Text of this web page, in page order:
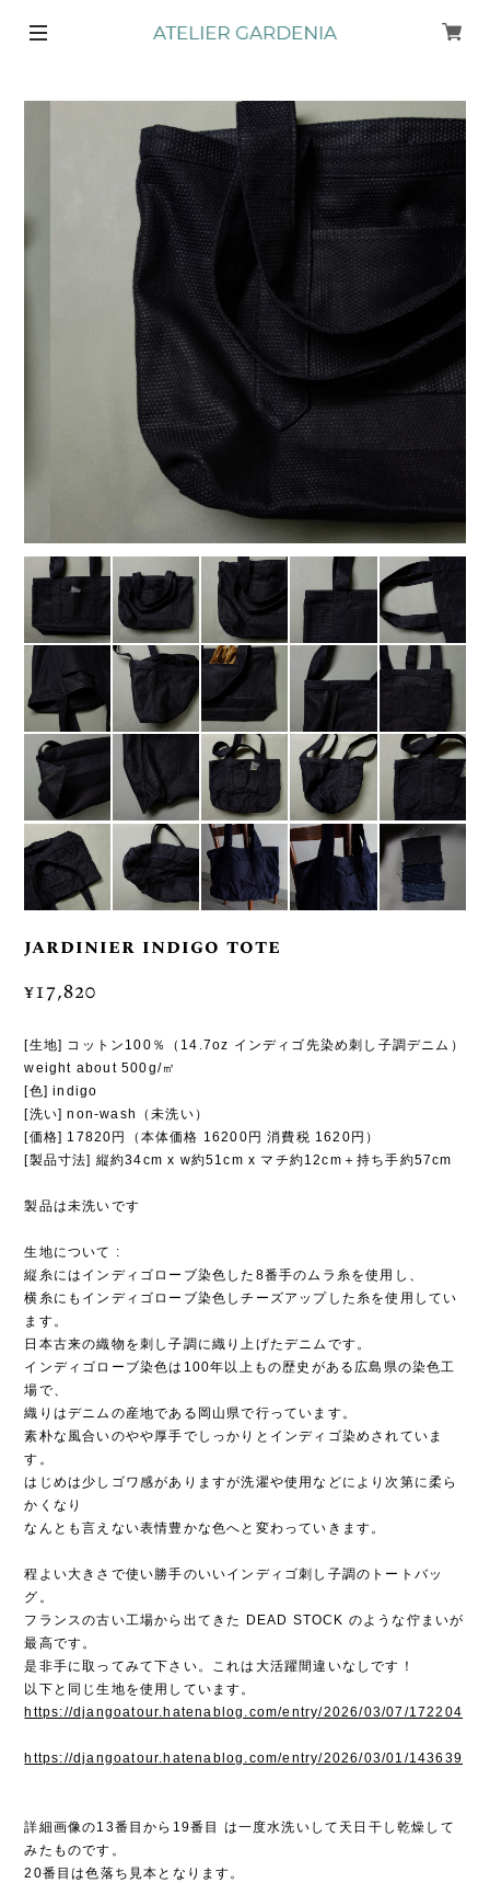
jardinier indigo tote
¥17,820
[生地] コットン100％（14.7oz インディゴ先染め刺し子調デニム）
weight about 500g/㎡
[色] indigo
[洗い] non-wash（未洗い）
[価格] 17820円（本体価格 16200円 消費税 1620円）
[製品寸法] 縦約34cm x w約51cm x マチ約12cm＋持ち手約57cm
製品は未洗いです
生地について :
縦糸にはインディゴローブ染色した8番手のムラ糸を使用し、
横糸にもインディゴローブ染色しチーズアップした糸を使用してい
ます。
日本古来の織物を刺し子調に織り上げたデニムです。
インディゴローブ染色は100年以上もの歴史がある広島県の染色工
場で、
織りはデニムの産地である岡山県で行っています。
素朴な風合いのやや厚手でしっかりとインディゴ染めされていま
す。
はじめは少しゴワ感がありますが洗濯や使用などにより次第に柔ら
かくなり
なんとも言えない表情豊かな色へと変わっていきます。
程よい大きさで使い勝手のいいインディゴ刺し子調のトートバッ
グ。
フランスの古い工場から出てきた DEAD STOCK のような佇まいが
最高です。
是非手に取ってみて下さい。これは大活躍間違いなしです！
以下と同じ生地を使用しています。
https://djangoatour.hatenablog.com/entry/2026/03/07/172204
https://djangoatour.hatenablog.com/entry/2026/03/01/143639
詳細画像の13番目から19番目 は一度水洗いして天日干し乾燥して
みたものです。
20番目は色落ち見本となります。